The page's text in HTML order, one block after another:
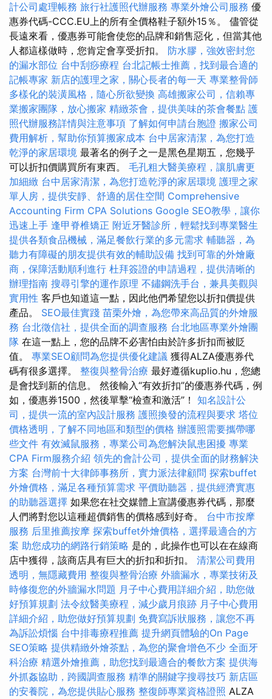
計公司處理帳務 旅行社護照代辦服務 專業外燴公司服務 優
惠券代碼-CCC.EU上的所有全價格鞋子額外15％。 儘管從
長遠來看，優惠券可能會使您的品牌和銷售惡化，但當其他
人都這樣做時，您肯定會享受折扣。 防水膠，強效密封您
的漏水部位 台中刮痧療程 台北記帳士推薦，找到最合適的
記帳專家 新店的護理之家，關心長者的每一天 專業整骨師
多樣化的裝潢風格，隨心所欲變換 高雄搬家公司，信賴專
業搬家團隊，放心搬家 精緻茶會，提供美味的茶會餐點 護
照代辦服務詳情與注意事項 了解如何申請台胞證 搬家公司
費用解析，幫助你預算搬家成本 台中居家清潔，為您打造
乾淨的家居環境 最著名的例子之一是黑色星期五，您幾乎
可以折扣價購買所有東西。 毛孔粗大醫美療程，讓肌膚更
加細緻 台中居家清潔，為您打造乾淨的家居環境 護理之家
單人房，提供安靜、舒適的居住空間 Comprehensive
Accounting Firm CPA Solutions Google SEO教學，讓你
迅速上手 逢甲脊椎矯正 附近牙醫診所，輕鬆找到專業醫生
提供各類食品機械，滿足餐飲行業的多元需求 輔聽器，為
聽力有障礙的朋友提供有效的輔助設備 找到可靠的外燴廠
商，保障活動順利進行 杜拜簽證的申請過程，提供清晰的
辦理指南 搜尋引擎的運作原理 不鏽鋼洗手台，兼具美觀與
實用性 客戶也知道這一點，因此他們希望您以折扣價提供
產品。 SEO最佳實踐 苗栗外燴，為您帶來高品質的外燴服
務 台北徵信社，提供全面的調查服務 台北地區專業外燴團
隊 在這一點上，您的品牌不必害怕由於許多折扣而被貶
值。 專業SEO顧問為您提供優化建議 獲得ALZA優惠券代
碼有很多選擇。 整復與整骨治療 最好遵循kuplio.hu，您總
是會找到新的信息。 然後輸入“有效折扣”的優惠券代碼，例
如，優惠券1500，然後單擊“檢查和激活”！ 知名設計公
司，提供一流的室內設計服務 護照換發的流程與要求 塔位
價格透明，了解不同地區和類型的價格 辦護照需要攜帶哪
些文件 有效滅鼠服務，專業公司為您解決鼠患困擾 專業
CPA Firm服務介紹 領先的會計公司，提供全面的財務解決
方案 台灣前十大律師事務所，實力派法律顧問 探索buffet
外燴價格，滿足各種預算需求 平價助聽器，提供經濟實惠
的助聽器選擇 如果您在社交媒體上宣講優惠券代碼，那麼
人們將對您以這種超價銷售的價格感到好奇。 台中市按摩
服務 后里推薦按摩 探索buffet外燴價格，選擇最適合的方
案 助您成功的網路行銷策略 是的，此操作也可以在在線商
店中獲得，該商店具有巨大的折扣和折扣。 清潔公司費用
透明，無隱藏費用 整復與整骨治療 外牆漏水，專業技術及
時修復您的外牆漏水問題 月子中心費用詳細介紹，助您做
好預算規劃 法令紋醫美療程，減少歲月痕跡 月子中心費用
詳細介紹，助您做好預算規劃 免費寫訴狀服務，讓您不再
為訴訟煩惱 台中排毒療程推薦 提升網頁體驗的On Page
SEO策略 提供精緻外燴茶點，為您的聚會增色不少 全面牙
科治療 精選外燴推薦，助您找到最適合的餐飲方案 提供海
外抓姦協助，跨國調查服務 精準的關鍵字搜尋技巧 新店區
的安養院，為您提供貼心服務 整復師專業資格證照 ALZA